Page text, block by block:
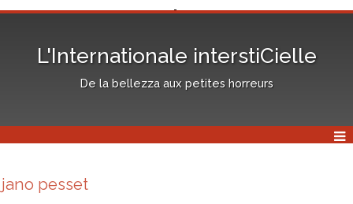
L'Internationale interstiCielle
De la bellezza aux petites horreurs
jano pesset